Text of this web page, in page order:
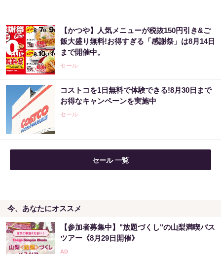
【かつや】人気メニューが税抜150円引き&ご
飯大盛り無料!お得すぎる「感謝祭」は8月14日
まで開催中。
セール
コストコを1日無料で体験できる!8月30日まで
お得なキャンペーンを実施中
セール
セール 一覧
今、あなたにオススメ
【参加者募集中】"放題づくし"の山梨満喫バス
ツアー《8月29日開催》